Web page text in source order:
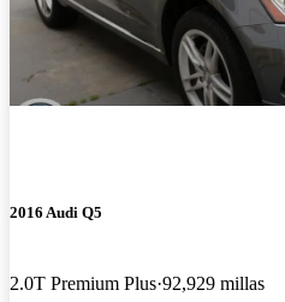
2016 Audi Q5
2.0T Premium Plus 92,929 millas